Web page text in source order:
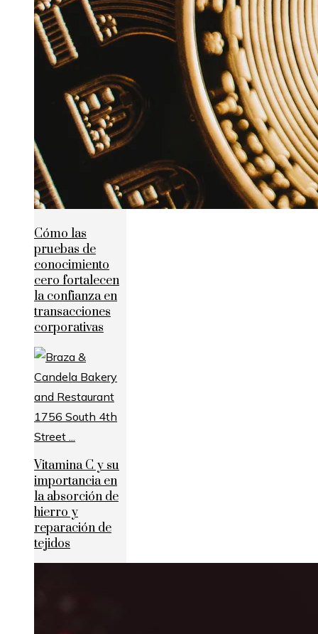
Cómo las
pruebas de
conocimiento
cero fortalecen
la confianza en
transacciones
corporativas
Vitamina C y su
importancia en
la absorción de
hierro y
reparación de
tejidos